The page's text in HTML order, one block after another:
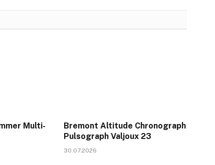
Multi-
Bremont Altitude Chronograph
Pulsograph Valjoux 23
30.07.2026